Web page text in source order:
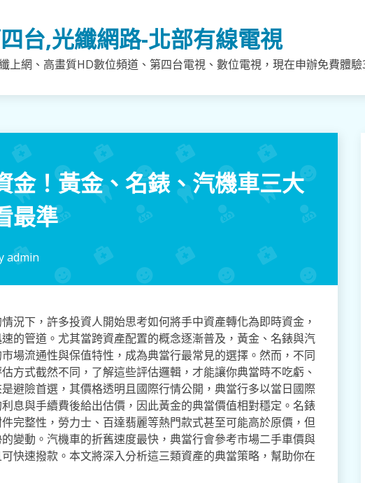
台,光纖網路-北部有線電視
上網、高畫質HD數位頻道、第四台電視、數位電視，現在申辦免費體
金！黃金、名錶、汽機車三大
最準
admin
況下，許多投資人開始思考如何將手中資產轉化為即時資金，
的管道。尤其當跨資產配置的概念逐漸普及，黃金、名錶與汽
場流通性與保值特性，成為典當行最常見的選擇。然而，不同
方式截然不同，了解這些評估邏輯，才能讓你典當時不吃虧、
避險首選，其價格透明且國際行情公開，典當行多以當日國際
息與手續費後給出估價，因此黃金的典當價值相對穩定。名錶
完整性，勞力士、百達翡麗等熱門款式甚至可能高於原價，但
變動。汽機車的折舊速度最快，典當行會參考市場二手車價與
快速撥款。本文將深入分析這三類資產的典當策略，幫助你在